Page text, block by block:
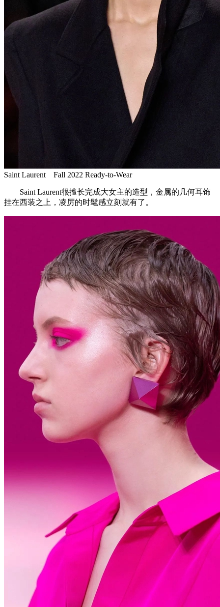
Saint Laurent Fall 2022 Ready-to-Wear
Saint Laurent很擅长完成大女主的造型，金属的几何耳饰
挂在西装之上，凌厉的时髦感立刻就有了。